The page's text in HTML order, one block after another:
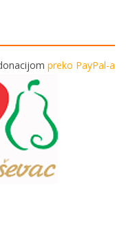
preko PayPal-a